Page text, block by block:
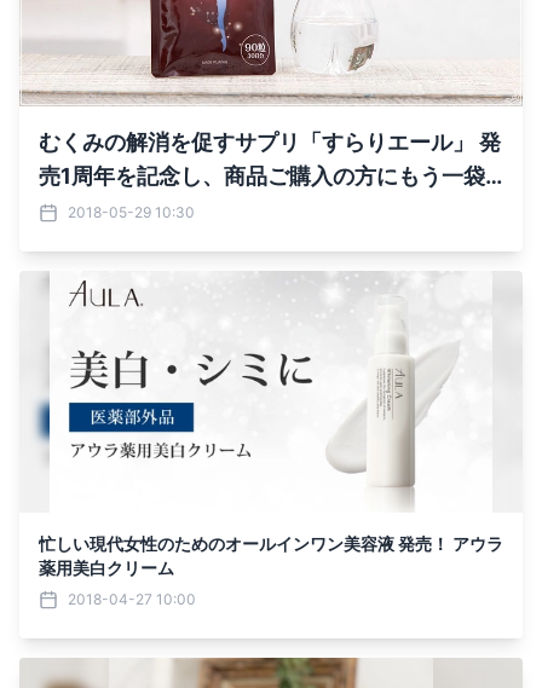
むくみの解消を促すサプリ「すらりエール」 発
売1周年を記念し、商品ご購入の方にもう一袋
プレゼント！
2018-05-29 10:30
忙しい現代女性のためのオールインワン美容液 発売！ アウラ
薬用美白クリーム
2018-04-27 10:00